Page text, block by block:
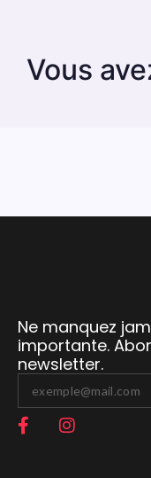
Vous
Ne manquez
importante.
newsletter.